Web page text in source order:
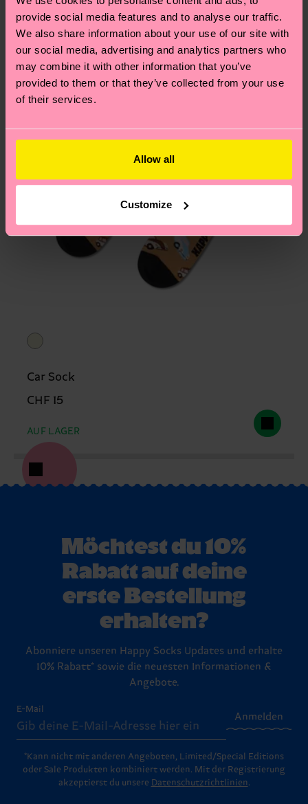
provide social media features and to analyse our traffic.
We also share information about your use of our site with
our social media, advertising and analytics partners who
may combine it with other information that you’ve
provided to them or that they’ve collected from your use
of their services.
Allow all
Customize
Du hast Fragen zu einer Retoure? In unserem
Hilfebereich im ArtikelRetourenfindest du die
am häufigsten gestellten Fragen.
Car Sock
CHF 15
AUF LAGER
Möchtest du 10%
Rabatt auf deine
erste Bestellung
erhalten?
Abonniere unseren Happy Socks Updates und erhalte
10% Rabatt* sowie die neuesten Informationen &
Angebote.
E-Mail
Anmelden
*Kann nicht mit anderen Angeboten, Limited/Special Editions
oder Sale Produkten kombiniert werden. Mit der Registrierung
akzeptierst du unsere Datenschutzrichtlinien.